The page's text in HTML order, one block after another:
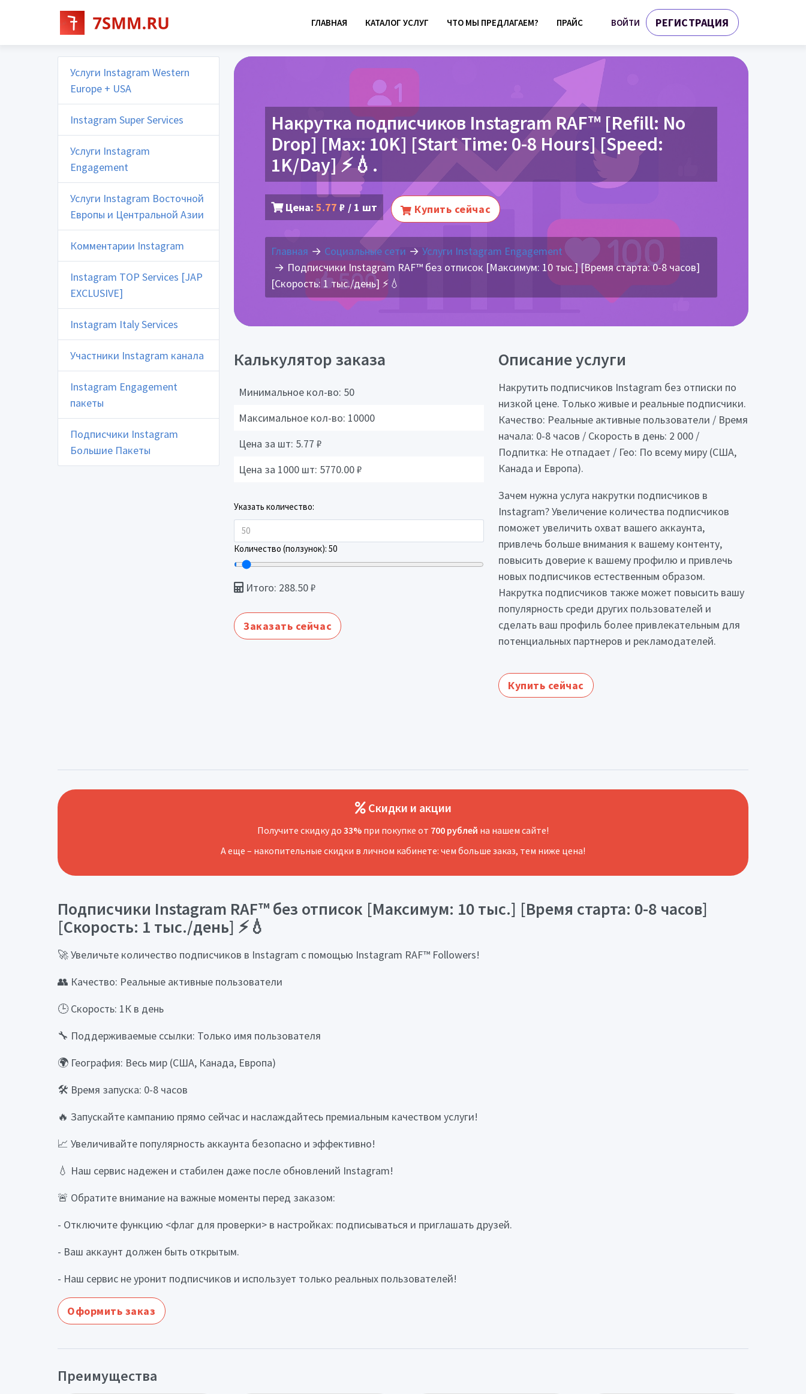
ГЛАВНАЯ КАТАЛОГ УСЛУГ ЧТО МЫ ПРЕДЛАГАЕМ? ПРАЙС ВОЙТИ РЕГИСТРАЦИЯ
Услуги Instagram Western
Europe + USA
Instagram Super Services
Услуги Instagram
Engagement
Услуги Instagram Восточной
Европы и Центральной Азии
Комментарии Instagram
Instagram TOP Services [JAP
EXCLUSIVE]
Instagram Italy Services
Участники Instagram канала
Instagram Engagement
пакеты
Подписчики Instagram
Большие Пакеты
Накрутка подписчиков Instagram RAF™ [Refill: No
Drop] [Max: 10K] [Start Time: 0-8 Hours] [Speed:
1K/Day] ⚡💧.
Цена: 5.77 ₽ / 1 шт Купить сейчас
Главная Социальные сети
Услуги Instagram Engagement
Подписчики Instagram RAF™ без отписок [Максимум: 10 тыс.] [Время старта: 0-8 часов]
[Скорость: 1 тыс./день] ⚡💧
Калькулятор заказа
Минимальное кол-во: 50
Максимальное кол-во: 10000
Цена за шт: 5.77 ₽
Цена за 1000 шт: 5770.00₽
Указать количество:
Количество (ползунок): 50
Итого: 288.50₽
Заказать сейчас
Описание услуги
Накрутить подписчиков Instagram без отписки по
низкой цене. Только живые и реальные подписчики.
Качество: Реальные активные пользователи / Время
начала: 0-8 часов / Скорость в день: 2 000 /
Подпитка: Не отпадает / Гео: По всему миру (США,
Канада и Европа).
Зачем нужна услуга накрутки подписчиков в
Instagram? Увеличение количества подписчиков
поможет увеличить охват вашего аккаунта,
привлечь больше внимания к вашему контенту,
повысить доверие к вашему профилю и привлечь
новых подписчиков естественным образом.
Накрутка подписчиков также может повысить вашу
популярность среди других пользователей и
сделать ваш профиль более привлекательным для
потенциальных партнеров и рекламодателей.
Купить сейчас
Скидки и акции
Получите скидку до 33% при покупке от 700 рублей на нашем сайте!
А еще – накопительные скидки в личном кабинете: чем больше заказ, тем ниже цена!
Подписчики Instagram RAF™ без отписок [Максимум: 10 тыс.] [Время старта: 0-8 часов]
[Скорость: 1 тыс./день] ⚡💧
🚀 Увеличьте количество подписчиков в Instagram с помощью Instagram RAF™ Followers!
👥 Качество: Реальные активные пользователи
🕒 Скорость: 1К в день
🔧 Поддерживаемые ссылки: Только имя пользователя
🌍 География: Весь мир (США, Канада, Европа)
🛠 Время запуска: 0-8 часов
🔥 Запускайте кампанию прямо сейчас и наслаждайтесь премиальным качеством услуги!
📈 Увеличивайте популярность аккаунта безопасно и эффективно!
💧 Наш сервис надежен и стабилен даже после обновлений Instagram!
🚨 Обратите внимание на важные моменты перед заказом:
- Отключите функцию <флаг для проверки> в настройках: подписываться и приглашать друзей.
- Ваш аккаунт должен быть открытым.
- Наш сервис не уронит подписчиков и использует только реальных пользователей!
Оформить заказ
Преимущества